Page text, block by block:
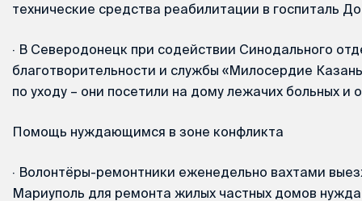
технические средства реабилитации в госпиталь
· В Северодонецк при содействии Синодального
благотворительности и службы «Милосердие
по уходу – они посетили на дому лежачих больных и
Помощь нуждающимся в зоне конфликта
· Волонтёры-ремонтники еженедельно вахтами
Мариуполь для ремонта жилых частных домов